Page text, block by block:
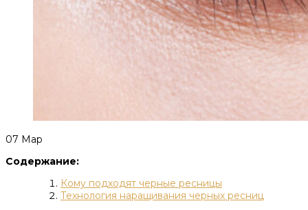
07 Мар
Содержание:
Кому подходят черные ресницы
Технология наращивания черных ресниц